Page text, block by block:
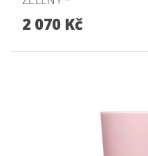
2 070 Kč